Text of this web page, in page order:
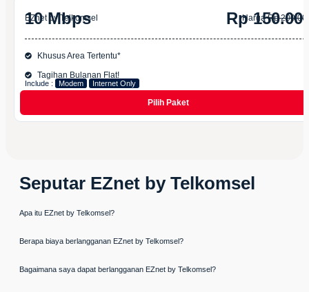
EZnet by Telkomsel
10 Mbps HargaRp
Rp
Khusus Area Tertentu*
Tagihan Bulanan Flat!
Include : Modem Internet Only
Pilih Paket
Seputar EZnet by Telkomsel
Apa itu EZnet by Telkomsel?
Berapa biaya berlangganan EZnet by Telkomsel?
Bagaimana saya dapat berlangganan EZnet by Telkomsel?